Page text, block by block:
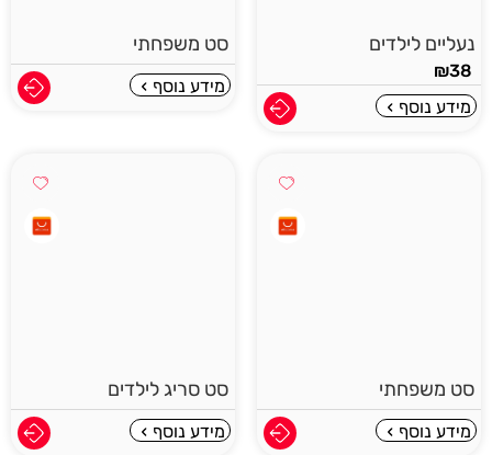
נעליים לילדים
₪38
מידע נוסף
סט משפחתי
מידע נוסף
סט משפחתי
מידע נוסף
סט סריג לילדים
מידע נוסף